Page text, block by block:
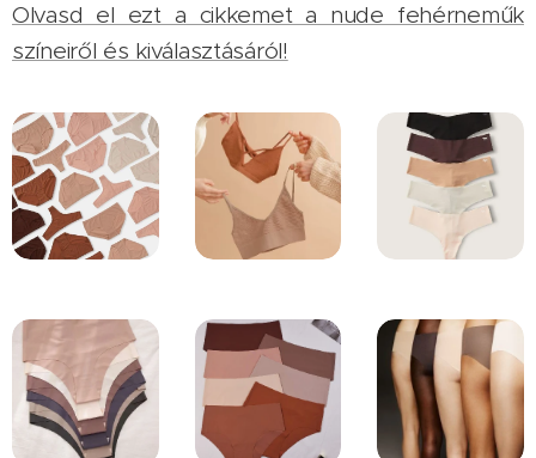
Olvasd el ezt a cikkemet a nude fehérneműk
színeiről és kiválasztásáról!